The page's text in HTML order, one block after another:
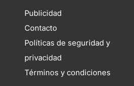
Publicidad
Contacto
Políticas de seguridad y
privacidad
Términos y condiciones